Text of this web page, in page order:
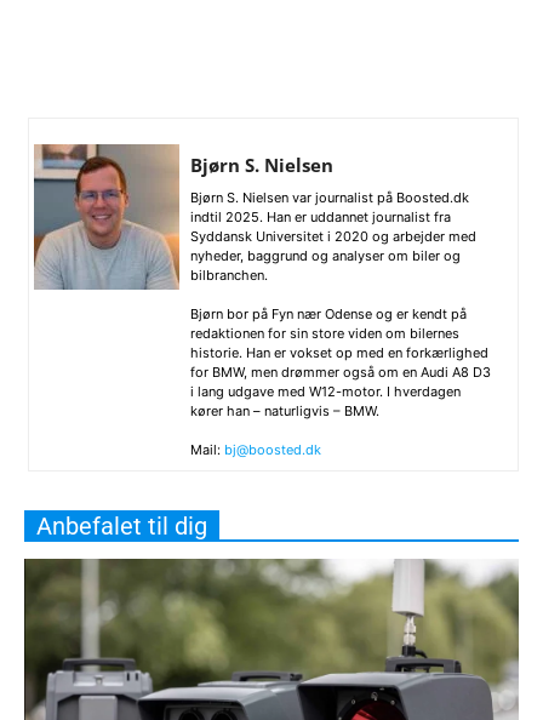
Bjørn S. Nielsen
Bjørn S. Nielsen var journalist på Boosted.dk
indtil 2025. Han er uddannet journalist fra
Syddansk Universitet i 2020 og arbejder med
nyheder, baggrund og analyser om biler og
bilbranchen.
Bjørn bor på Fyn nær Odense og er kendt på
redaktionen for sin store viden om bilernes
historie. Han er vokset op med en forkærlighed
for BMW, men drømmer også om en Audi A8 D3
i lang udgave med W12-motor. I hverdagen
kører han – naturligvis – BMW.
Mail: bj@boosted.dk